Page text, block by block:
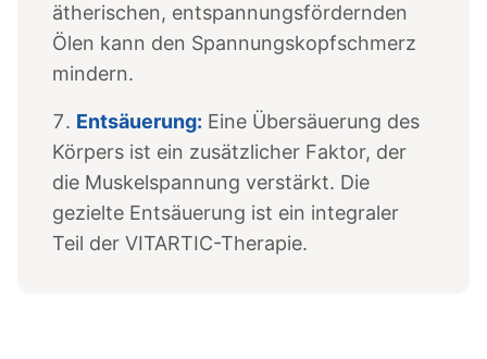
ätherischen, entspannungsfördernden
Ölen kann den Spannungskopfschmerz
mindern.
Entsäuerung: Eine Übersäuerung des
Körpers ist ein zusätzlicher Faktor, der
die Muskelspannung verstärkt. Die
gezielte Entsäuerung ist ein integraler
Teil der VITARTIC-Therapie.